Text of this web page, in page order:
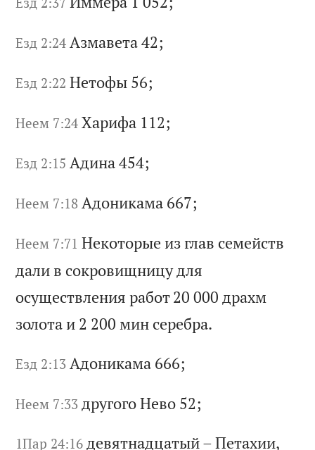
Езд 2:24 Азмавета42;
Езд 2:22 Нетофы 56;
Неем 7:24 Харифа 112;
Езд 2:15 Адина 454;
Неем 7:18 Адоникама 667;
Неем 7:71 Некоторые из глав семейств
дали в сокровищницудля
осуществления работ20 000 драхм
золота и 2 200 мин серебра.
Езд 2:13 Адоникама 666;
Неем 7:33 другогоНево 52;
1Пар 24:16 девятнадцатый–Петахии,